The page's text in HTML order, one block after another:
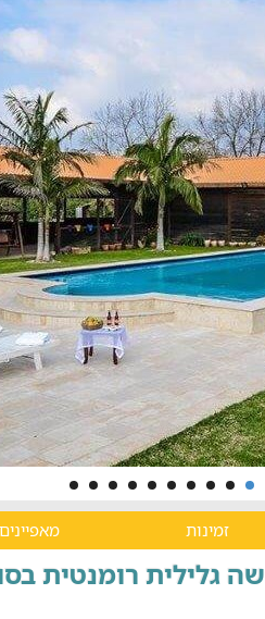
זמינות מאפיינים
גלילית רומנטית